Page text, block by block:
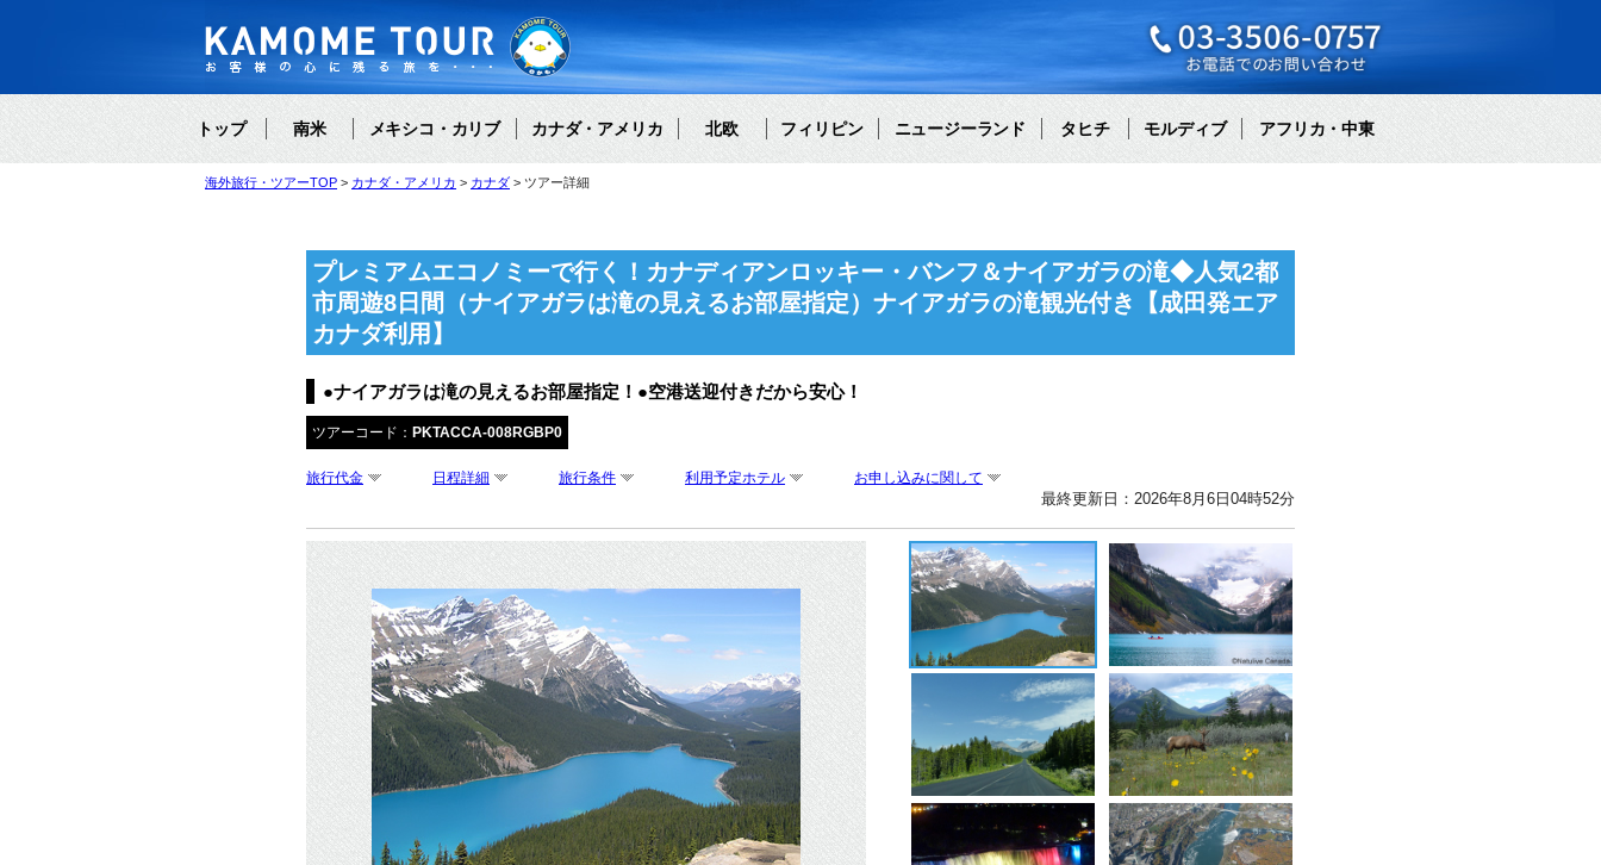
トップ 南米 メキシコ・カリブ カナダ・アメリカ 北欧 フィリピン ニュージーランド タヒチ モルディブ アフリカ・中東
海外旅行・ツアーTOP カナダ・アメリカ カナダ ツアー詳細
プレミアムエコノミーで行く！カナディアンロッキー・バンフ＆ナイアガラの滝◆人気2都
市周遊8日間（ナイアガラは滝の見えるお部屋指定）ナイアガラの滝観光付き【成田発エア
カナダ利用】
●ナイアガラは滝の見えるお部屋指定！●空港送迎付きだから安心！
ツアーコード： PKTACCA-008RGBP0
旅行代金 日程詳細 旅行条件 利用予定ホテル お申し込みに関して
最終更新日：2026年8月6日04時52分